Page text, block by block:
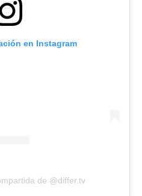
en Instagram
de @differ.tv